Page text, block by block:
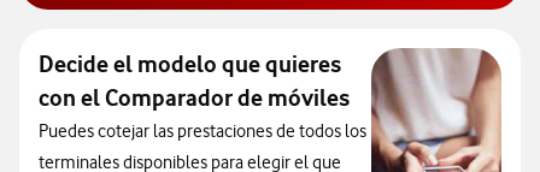
Decide el modelo que quieres
con el Comparador de móviles
Puedes cotejar las prestaciones de todos los
terminales disponibles para elegir el que